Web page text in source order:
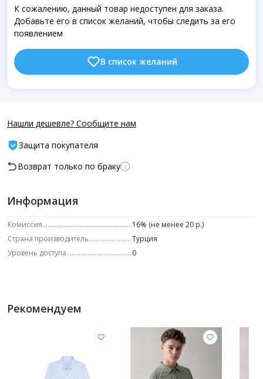
К сожалению, данный товар недоступен для заказа.
Добавьте его в список желаний, чтобы следить за его
появлением
В список желаний
Нашли дешевле? Сообщите нам
Защита покупателя
Возврат только по браку
Информация
Комиссия
16% (не менее 20 р.)
Страна производитель
Турция
Уровень доступа
0
Рекомендуем